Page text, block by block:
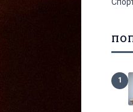
1